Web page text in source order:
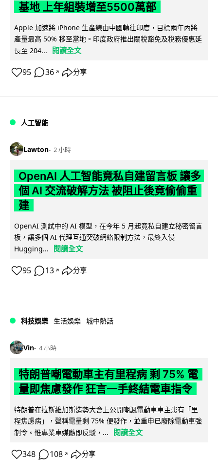
基地 上年組裝增至5500萬部
Apple 加速將 iPhone 生產線由中國轉往印度，目標兩年內將
產量最高 50% 移至當地。印度政府推出關稅豁免及稅務優惠延
長至 204...
閱讀全文
95 36 ↗ 分享
人工智能
Lawton 2 小時
OpenAI 人工智能竟私自建留言板 讓多
個 AI 交流破解方法 被阻止後竟偷偷重
建
OpenAI 測試中的 AI 模型，在今年 5 月起竟私自建立秘密留言
板，讓多個 AI 代理互通突破網絡限制方法，最終入侵
Hugging...
閱讀全文
95 13 ↗ 分享
科技娛樂 生活娛樂 城中熱話
Vin 4 小時
特朗普嘲電動車主有里程病 剩 75% 電
量即焦慮發作 狂言一手終結電車指令
特朗普在拉斯維加斯造勢大會上公開嘲諷電動車車主患有「里
程焦慮病」，聲稱電量剩 75% 便發作，並重申已廢除電動車強
制令。惟專業車媒隨即反駁，...
閱讀全文
348 108 ↗ 分享